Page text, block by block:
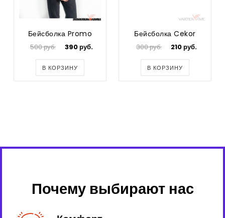
Бейсболка Promo
500 руб. 390 руб.
В КОРЗИНУ
Бейсболка Cekor
300 руб. 210 руб.
В КОРЗИНУ
Почему выбирают нас